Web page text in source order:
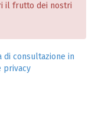
il frutto dei nostri
di consultazione in
privacy